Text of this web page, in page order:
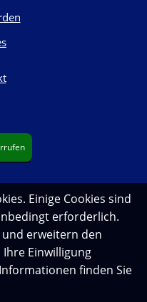
Einige Cookies sind
erforderlich.
erweitern den
Einwilligung
finden Sie